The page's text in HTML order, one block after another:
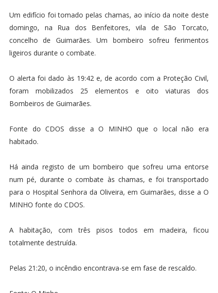
Um edifício foi tomado pelas chamas, ao início da noite deste
domingo, na Rua dos Benfeitores, vila de São Torcato,
concelho de Guimarães. Um bombeiro sofreu ferimentos
ligeiros durante o combate.
O alerta foi dado às 19:42 e, de acordo com a Proteção Civil,
foram mobilizados 25 elementos e oito viaturas dos
Bombeiros de Guimarães.
Fonte do CDOS disse a O MINHO que o local não era
habitado.
Há ainda registo de um bombeiro que sofreu uma entorse
num pé, durante o combate às chamas, e foi transportado
para o Hospital Senhora da Oliveira, em Guimarães, disse a O
MINHO fonte do CDOS.
A habitação, com três pisos todos em madeira, ficou
totalmente destruída.
Pelas 21:20, o incêndio encontrava-se em fase de rescaldo.